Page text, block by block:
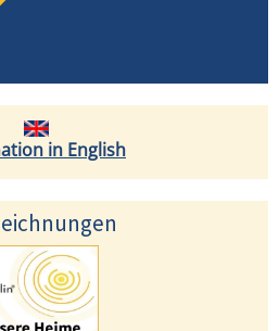
in English